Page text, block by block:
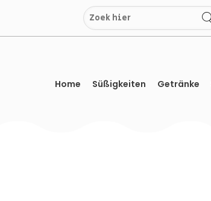
springen
Home Süßigkeiten Getränke